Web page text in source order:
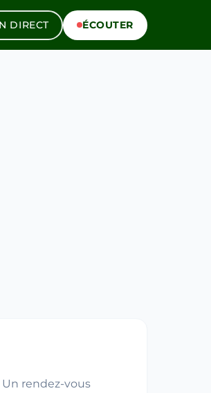
DIRECT ÉCOUTER
rendez-vous